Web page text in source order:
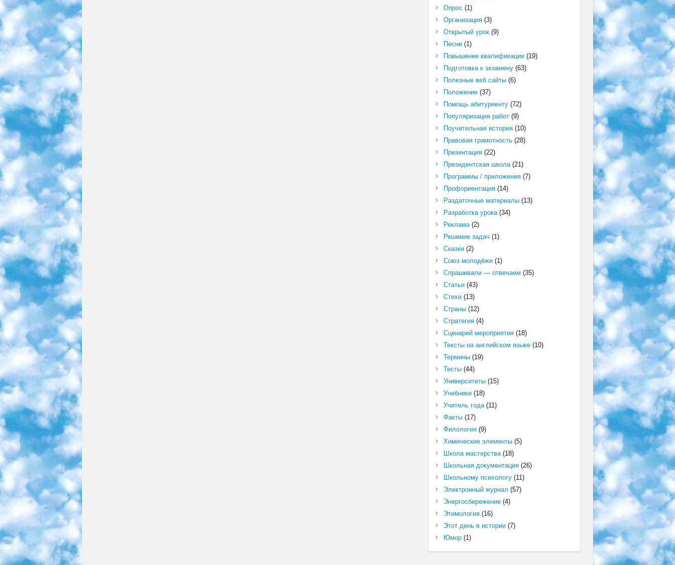
Опрос (1)
Организация(3)
Открытый урок(9)
Песни(1)
Повышение квалификации(19)
Подготовка к экзамену(63)
Полезные веб сайты(6)
Положение(37)
Помощь абитуриенту(72)
Популяризация работ(9)
Поучительная история(10)
Правовая грамотность(28)
Презентация(22)
Президентская школа(21)
Программы / приложения(7)
Профориентация(14)
Раздаточные материалы(13)
Разработка урока(34)
Реклама(2)
Решение задач (1)
Сказки(2)
Союз молодёжи(1)
Спрашивали — отвечаем (35)
Статьи(43)
Стихи(13)
Страны(12)
Стратегия(4)
Сценарий мероприятия(18)
Тексты на английском языке(10)
Термины(19)
Тесты(44)
Университеты(15)
Учебники(18)
Учитель года(11)
Факты(17)
Филология(9)
Химические элементы(5)
Школа мастерства(18)
Школьная документация(26)
Школьному психологу(11)
Электронный журнал (57)
Энергосбережение(4)
Этимология(16)
Этот день в истории(7)
Юмор(1)